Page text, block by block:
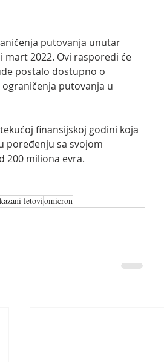
2022. Ovi rasporedi će
postalo dostupno o
putovanja u
finansijskoj godini koja
poređenju sa svojom
200 miliona evra.
letoviomicron